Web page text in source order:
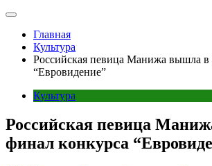
Главная
Культура
Российская певица Манижа вышла в
“Евровидение”
Культура
Российская певица
финал конкурса